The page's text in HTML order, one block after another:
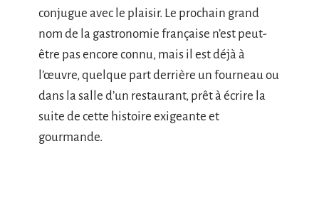
conjugue avec le plaisir. Le prochain grand
nom de la gastronomie française n’est peut-
être pas encore connu, mais il est déjà à
l’œuvre, quelque part derrière un fourneau ou
dans la salle d’un restaurant, prêt à écrire la
suite de cette histoire exigeante et
gourmande.